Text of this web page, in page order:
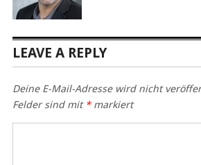
LEAVE A REPLY
Deine E-Mail-Adresse wird nicht
Felder sind mit *markiert